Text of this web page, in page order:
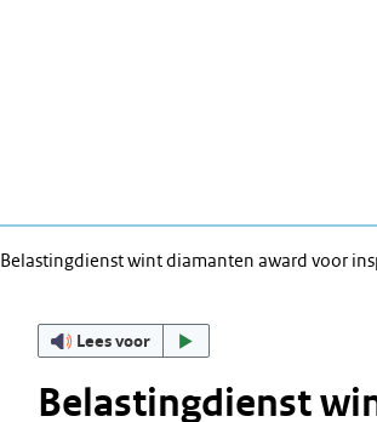
Belastingdienst wint diamanten award voor
Lees voor
Belastingdienst